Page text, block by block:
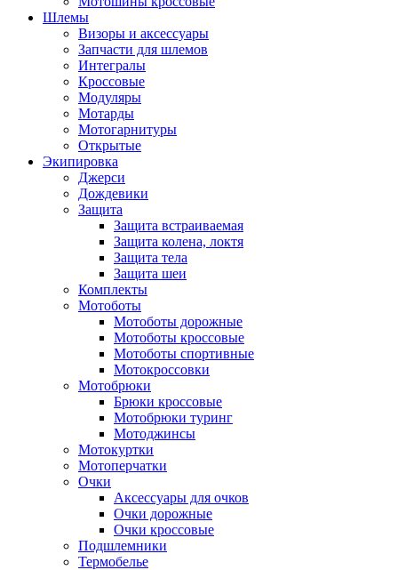
Шлемы
Визоры и аксессуары
Запчасти для шлемов
Интегралы
Кроссовые
Модуляры
Мотарды
Мотогарнитуры
Открытые
Экипировка
Джерси
Дождевики
Защита
Защита встраиваемая
Защита колена, локтя
Защита тела
Защита шеи
Комплекты
Мотоботы
Мотоботы дорожные
Мотоботы кроссовые
Мотоботы спортивные
Мотокроссовки
Мотобрюки
Брюки кроссовые
Мотобрюки туринг
Мотоджинсы
Мотокуртки
Мотоперчатки
Очки
Аксессуары для очков
Очки дорожные
Очки кроссовые
Подшлемники
Термобелье